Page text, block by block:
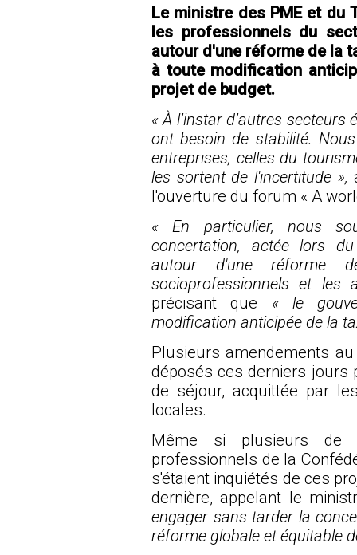
Le ministre des PME et du
les professionnels du
autour d'une réforme de la
à toute modification
projet de budget.
« À l’instar d’autres
ont besoin de stabilité.
entreprises, celles du
les sortent de l'incertitude »,
l'ouverture du forum « A
« En particulier, nous
concertation, actée lors
autour d'une
socioprofessionnels et les
précisant que « le
modification anticipée de la
Plusieurs amendements
déposés ces derniers jours
de séjour, acquittée par
locales.
Même si plusieurs
professionnels de la
s'étaient inquiétés de ces
dernière, appelant le
engager sans tarder la
réforme globale et équitable